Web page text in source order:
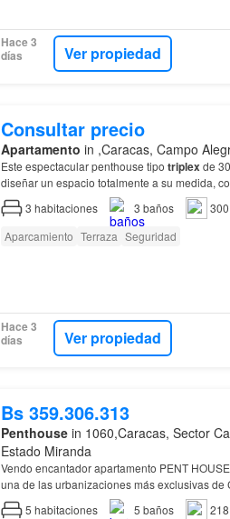
Hace 3
días
Ver propiedad
Consultar precio
Apartamento in ,Caracas, Campo
Este espectacular penthouse tipo triplexde
diseñar un espacio totalmente a su medida,
3 habitaciones 3 baños
300
Aparcamiento Terraza Seguridad
Hace 3
días
Ver propiedad
Bs 359.306.313
Penthousein 1060,Caracas, Sector
Estado Miranda
Vendo encantador apartamento PENT HOUSE
una de las urbanizaciones más exclusivas de
5 habitaciones 5 baños
218